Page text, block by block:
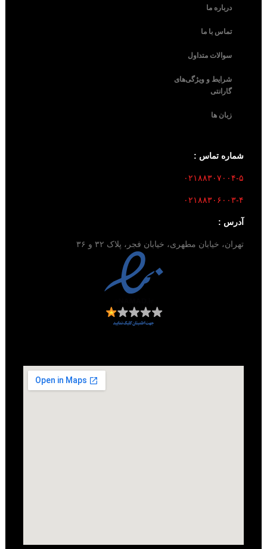
درباره ما
تماس با ما
سوالات متداول
شرایط و ویژگی‌های
گارانتی
زبان ها
شماره تماس :
۰۲۱۸۸۳۰۷۰۰۴-۵
۰۲۱۸۸۳۰۶۰۰۳-۴
آدرس :
تهران، خیابان مطهری، خیابان فجر، پلاک ۳۲ و ۳۶